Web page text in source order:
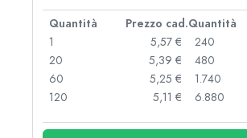
Quantità Prezzo cad.Quantità
1
5,57 €
20
5,39 €
60
5,25 €
120
5,11 €
240
480
1.740
6.880